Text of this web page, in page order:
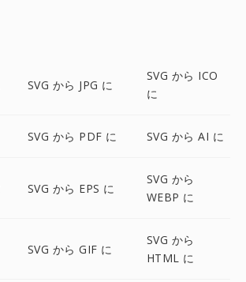
SVG から JPG に
SVG から ICO
に
SVG から PDF に SVG から AI に
SVG から EPS に
SVG から
WEBP に
SVG から GIF に
SVG から
HTML に